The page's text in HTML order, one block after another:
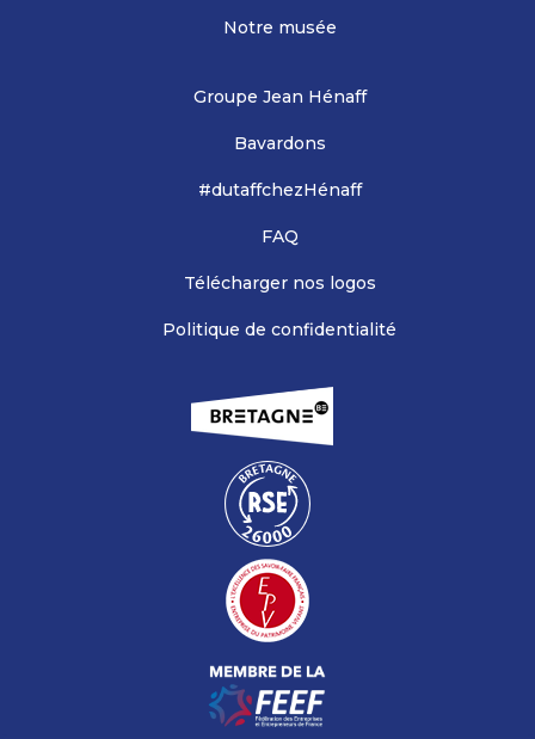
Notre musée
Groupe Jean Hénaff
Bavardons
#dutaffchezHénaff
FAQ
Télécharger nos logos
Politique de confidentialité